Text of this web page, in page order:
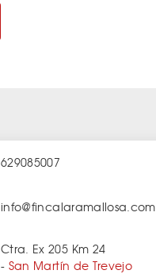
629085007
info@fincalaramallosa.com
Ctra. Ex 205 Km 24
- San Martín de Trevejo